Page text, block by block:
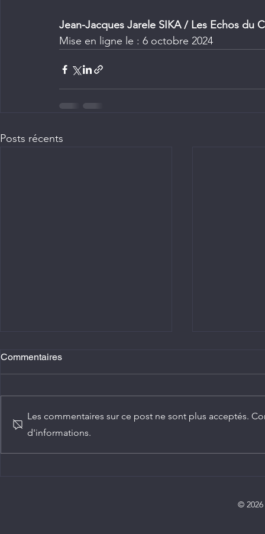
Jean-Jacques Jarele SIKA / Les Echos du
Mise en ligne le : 6 octobre 2024
Posts récents
Commentaires
Les commentaires sur ce post ne sont plus acceptés.
d'informations.
©